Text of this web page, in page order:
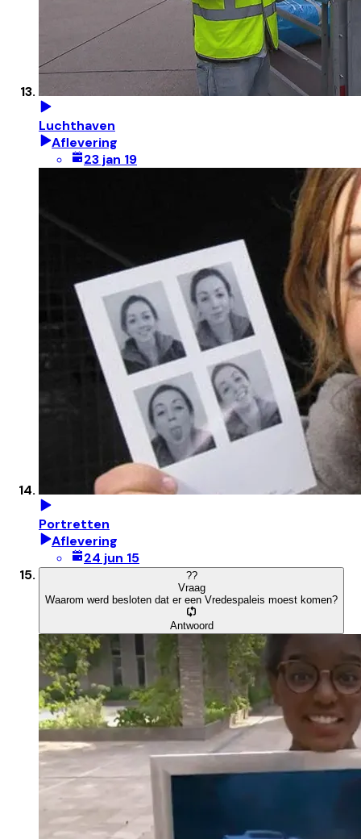
Luchthaven
Aflevering
23 jan 19
Portretten
Aflevering
24 jun 15
??
Vraag
Waarom werd besloten dat er een Vredespaleis moest komen?
Antwoord